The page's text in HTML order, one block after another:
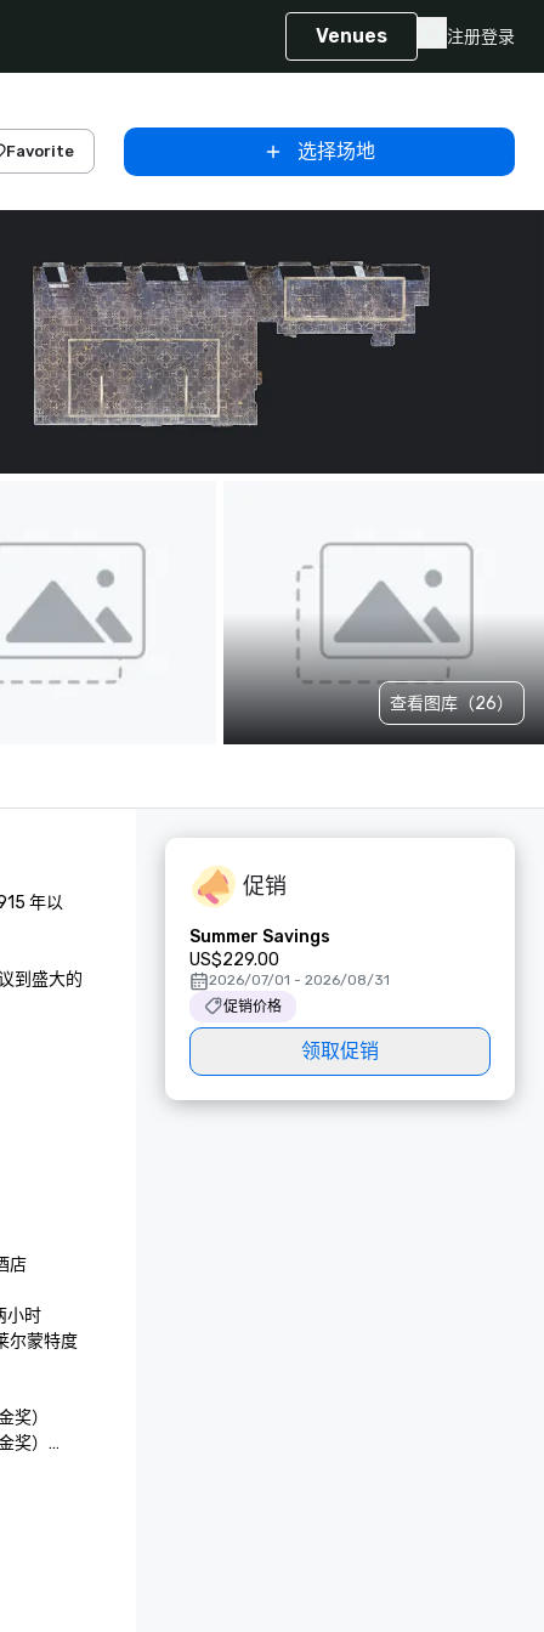
Venues 注册登录
Favorite 选择场地
查看图库（26）
年以
到盛大的
店
小时
尔蒙特度
奖）
奖）
促销
Summer Savings
US$229.00
2026/07/01 - 2026/08/31
促销价格
领取促销